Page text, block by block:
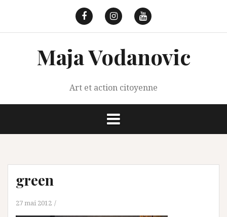
contenu
FacebookInstagramYoutube
Maja Vodanovic
Art et action citoyenne
green
27 mai 2012